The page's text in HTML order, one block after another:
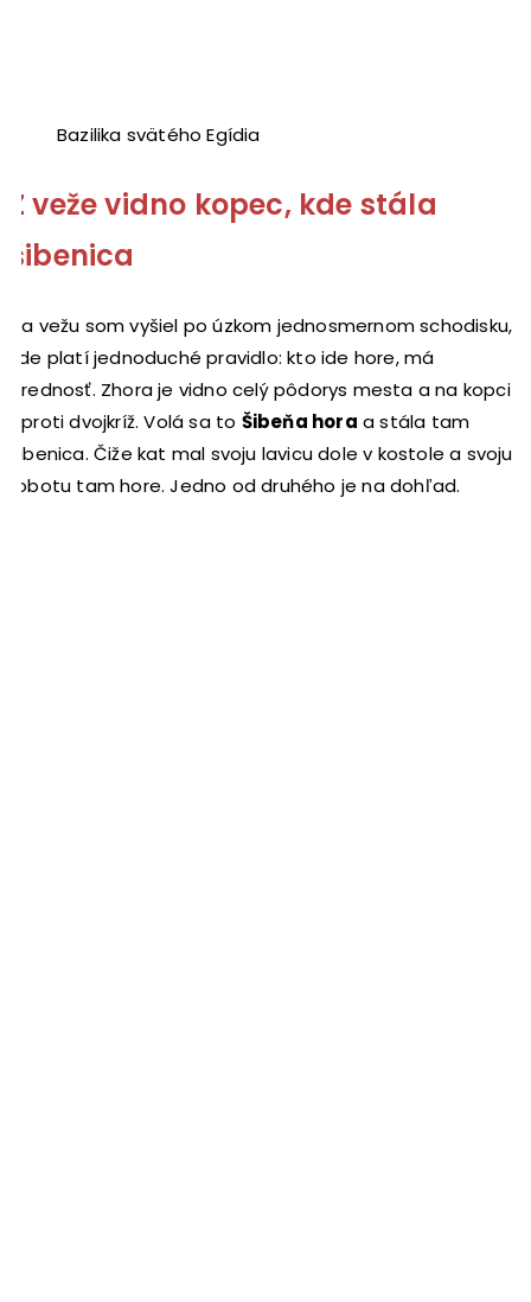
Bazilika svätého Egídia
Z veže vidno kopec, kde stála
šibenica
Na vežu som vyšiel po úzkom jednosmernom schodisku,
kde platí jednoduché pravidlo: kto ide hore, má
prednosť. Zhora je vidno celý pôdorys mesta a na kopci
oproti dvojkríž. Volá sa to Šibeňa hora a stála tam
šibenica. Čiže kat mal svoju lavicu dole v kostole a svoju
robotu tam hore. Jedno od druhého je na dohľad.